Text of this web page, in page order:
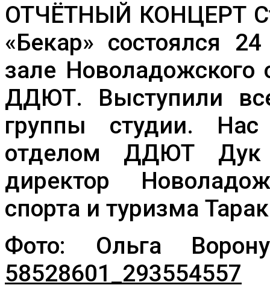
ОТЧЁТНЫЙ КОНЦЕРТ
«Бекар» состоялся
зале Новоладожского
ДДЮТ. Выступили
группы студии.
отделом ДДЮТ Дук
директор
спорта и туризма
Фото: Ольга
58528601_293554557